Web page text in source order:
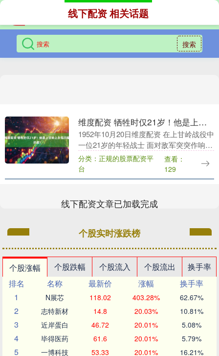
搜索
线下配资 相关话题
维度配资 牺牲时仅21岁！他是上甘岭上永恒闪耀的星！
1952年10月20日维度配资 在上甘岭战役中
一位21岁的年轻战士 面对敌军突突作响的
机枪 奋不顾身扑向敌军地堡 堵住了敌人的
机枪射孔 为大部队打开了一条冲锋....
分类：正规的股票配资平
台
查看：
129
线下配资文章已加载完成
个股实时涨跌榜
个股涨幅 个股跌幅 个股流入 个股流出
换手率
排名
名称 最新价 涨幅
换手率
1
N展芯 118.02 403.28% 62.67%
2 志特新材 14.8 20.03% 10.81%
3 近岸蛋白 46.72 20.01% 5.08%
4 毕得医药 61.6 20.01% 5.79%
5 一博科技 53.33 20.01% 16.21%